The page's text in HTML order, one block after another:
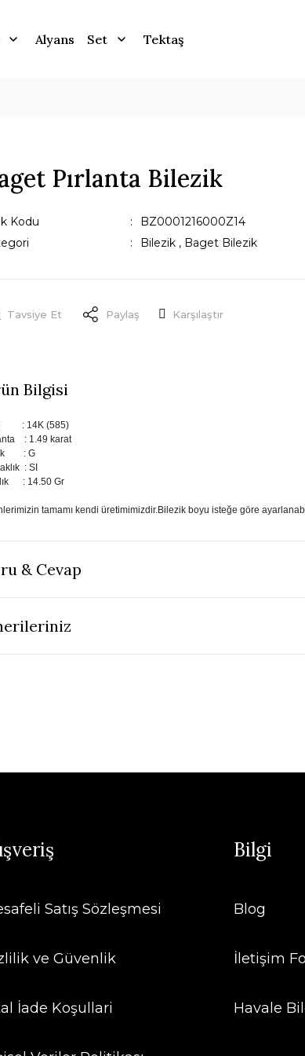
Alyans Set Tektaş
Pırlanta Bilezik
Kodu
BZ0001216000Z14
Bilezik , Baget Bilezik
Tavsiye Et Paylaş Karşılaştır
Bilgisi
: 14K (585)
: 1.49 karat
: G
: SI
: 14.50 Gr
tamamı kendi üretimimizdir.Bilezik boyu isteğe göre
& Cevap
Satış Sözleşmesi
ve Güvenlik
İade Koşullari
Bilgi
Blog
İletişim
Havale